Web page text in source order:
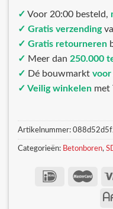
✓ Voor 20:00 besteld,
✓ Gratis verzending
✓ Gratis retourneren
✓ Meer dan 250.000
✓ Dé bouwmarkt voor
✓ Veilig winkelen met
Artikelnummer:
Categorieën: Betonboren,